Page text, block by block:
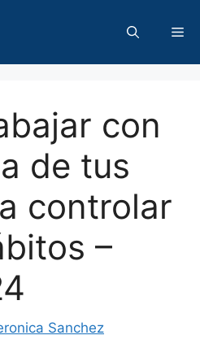
con
de tus
controlar
–
Sanchez